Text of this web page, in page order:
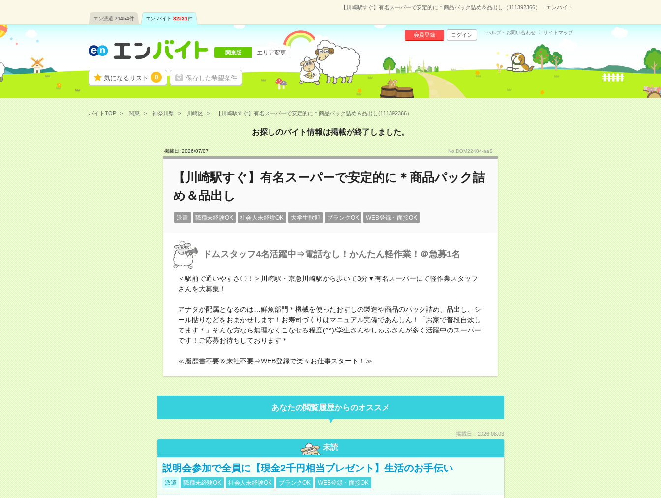
【川崎駅すぐ】有名スーパーで安定的に＊商品パック詰め＆品出し（111392366）｜エンバイト
エン派遣 71454件 エン バイト 82531件
気になるリスト 0 保存した希望条件
会員登録 ログイン ヘルプ・お問い合わせ サイトマップ
関東版 エリア変更
バイトTOP 関東 神奈川県 川崎区 【川崎駅すぐ】有名スーパーで安定的に＊商品パック詰め＆品出し(111392366）
お探しのバイト情報は掲載が終了しました。
掲載日 :2026/07/07 No.DOM22404-aaS
【川崎駅すぐ】有名スーパーで安定的に＊商品パック詰
め＆品出し
派遣 職種未経験OK 社会人未経験OK 大学生歓迎 ブランクOK WEB登録・面接OK
ドムスタッフ4名活躍中⇒電話なし！かんたん軽作業！＠急募1名
＜駅前で通いやすさ〇！＞川崎駅・京急川崎駅から歩いて3分▼有名スーパーにて軽作業スタッフ
さんを大募集！
アナタが配属となるのは…鮮魚部門＊機械を使ったおすしの製造や商品のパック詰め、品出し、シ
ール貼りなどをおまかせします！お寿司づくりはマニュアル完備であんしん！「お家で普段自炊し
てます＊」そんな方なら無理なくこなせる程度(^^)/学生さんやしゅふさんが多く活躍中のスーパー
です！ご応募お待ちしております＊
≪履歴書不要＆来社不要⇒WEB登録で楽々お仕事スタート！≫
あなたの閲覧履歴からのオススメ
掲載日：2026.08.03
未読
説明会参加で全員に【現金2千円相当プレゼント】生活のお手伝い
派遣 職種未経験OK 社会人未経験OK ブランクOK WEB登録・面接OK